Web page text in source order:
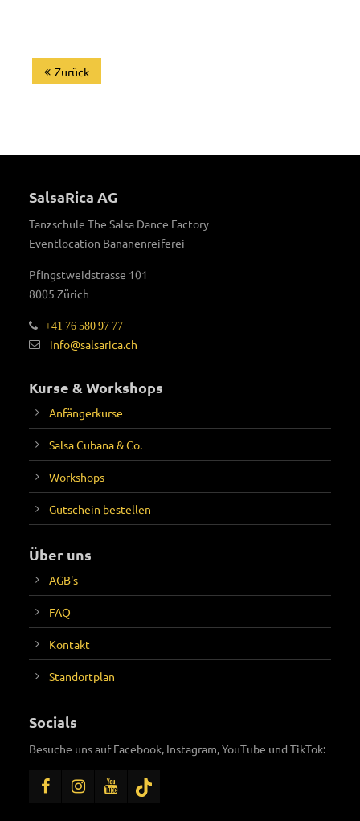
Zurück
SalsaRica AG
Tanzschule The Salsa Dance Factory
Eventlocation Bananenreiferei
Pfingstweidstrasse 101
8005 Zürich
+41 76 580 97 77
info@salsarica.ch
Kurse & Workshops
Anfängerkurse
Salsa Cubana & Co.
Workshops
Gutschein bestellen
Über uns
AGB's
FAQ
Kontakt
Standortplan
Socials
Besuche uns auf Facebook, Instagram, YouTube und TikTok: